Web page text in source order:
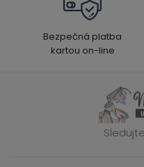
Bezpečná platba
kartou on-line